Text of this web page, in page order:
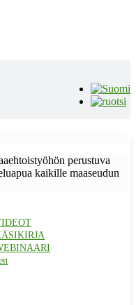
perustuva
kaikille maaseudun